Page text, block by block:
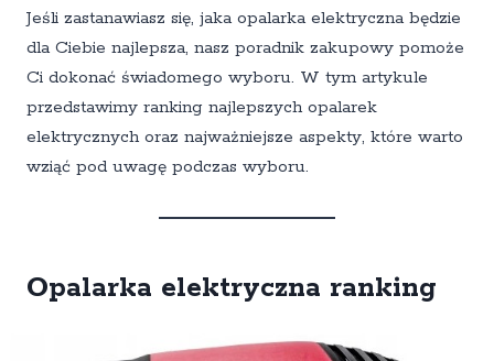
Jeśli zastanawiasz się, jaka opalarka elektryczna będzie
dla Ciebie najlepsza, nasz poradnik zakupowy pomoże
Ci dokonać świadomego wyboru. W tym artykule
przedstawimy ranking najlepszych opalarek
elektrycznych oraz najważniejsze aspekty, które warto
wziąć pod uwagę podczas wyboru.
Opalarka elektryczna ranking